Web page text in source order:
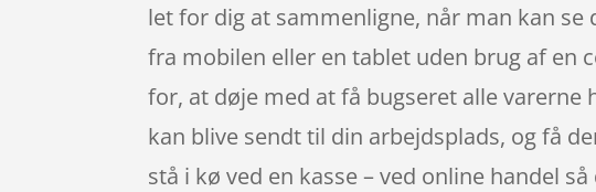
let for dig at sammenligne, når man kan
fra mobilen eller en tablet uden brug af en
for, at døje med at få bugseret alle
kan blive sendt til din arbejdsplads, og få
stå i kø ved en kasse – ved online handel